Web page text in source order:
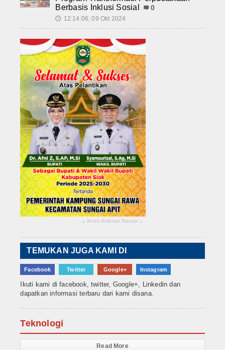
Berbasis Inklusi Sosial
0
🕔 12:14:06, 09 Okt 2024
▴ Iklan Sidebar Kanan ▴
TEMUKAN JUGA KAMI DI
Facebook Twitter Google+ Instagram
Ikuti kami di facebook, twitter, Google+, Linkedin dan
dapatkan informasi terbaru dari kami disana.
Teknologi
Read More